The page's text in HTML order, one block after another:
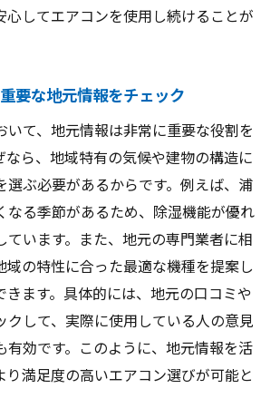
心してエアコンを使用し続けることが
要な地元情報をチェック
いて、地元情報は非常に重要な役割を
なら、地域特有の気候や建物の構造に
選ぶ必要があるからです。例えば、浦
なる季節があるため、除湿機能が優れ
ています。また、地元の専門業者に相
域の特性に合った最適な機種を提案し
きます。具体的には、地元の口コミや
クして、実際に使用している人の意見
有効です。このように、地元情報を活
り満足度の高いエアコン選びが可能と